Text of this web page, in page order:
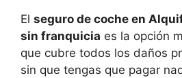
El seguro de coche en
sin franquicia es la opción
que cubre todos los daños
sin que tengas que pagar